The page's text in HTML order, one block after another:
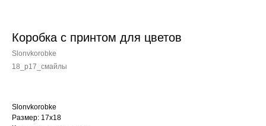
Коробка с принтом для цветов
Slonvkorobke
18_p17_смайлы
Slonvkorobke
Размер: 17х18